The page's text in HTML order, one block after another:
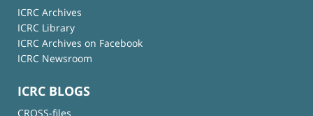
ICRC Archives
ICRC Library
ICRC Archives on Facebook
ICRC Newsroom
ICRC BLOGS
CROSS-files